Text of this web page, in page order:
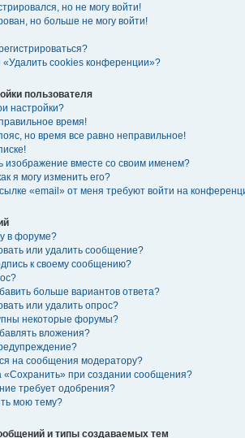
но не могу войти!
но больше не могу войти!
«Удалить cookies конференции»?
пользователя
настройки?
время!
но время все равно неправильное!
изображение вместе со своим именем?
я могу изменить его?
«email» от меня требуют войти на
в форуме?
или удалить сообщение?
к своему сообщению?
больше вариантов ответа?
или удалить опрос?
некоторые форумы?
вложения?
на сообщения модератору?
«Сохранить» при создании сообщения?
требует одобрения?
мою тему?
и типы создаваемых тем